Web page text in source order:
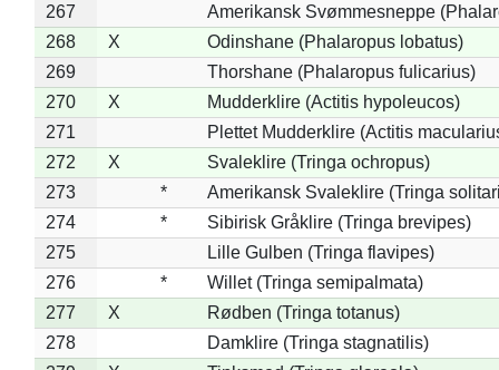
267
Amerikansk Svømmesneppe
268
X
Odinshane (Phalaropus lobatus)
269
Thorshane (Phalaropus fulicarius)
270
X
Mudderklire (Actitis hypoleucos)
271
Plettet Mudderklire (Actitis
272
X
Svaleklire (Tringa ochropus)
273
*
Amerikansk Svaleklire (Tringa
274
*
Sibirisk Gråklire (Tringa brevipes)
275
Lille Gulben (Tringa flavipes)
276
*
Willet (Tringa semipalmata)
277
X
Rødben (Tringa totanus)
278
Damklire (Tringa stagnatilis)